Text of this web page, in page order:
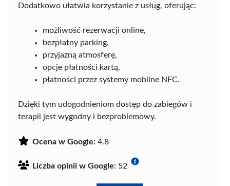
Dodatkowo ułatwia korzystanie z usług, oferując:
możliwość rezerwacji online,
bezpłatny parking,
przyjazną atmosferę,
opcje płatności kartą,
płatności przez systemy mobilne NFC.
Dzięki tym udogodnieniom dostęp do zabiegów i
terapii jest wygodny i bezproblemowy.
Ocena w Google: 4.8
Liczba opinii w Google: 52